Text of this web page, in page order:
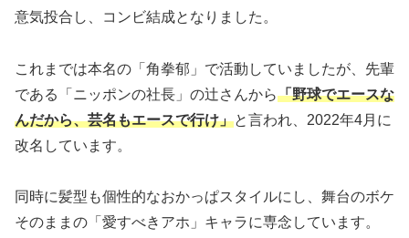
意気投合し、コンビ結成となりました。
これまでは本名の「角拳郁」で活動していましたが、先輩
である「ニッポンの社長」の辻さんから「野球でエースな
んだから、芸名もエースで行け」と言われ、2022年4月に
改名しています。
同時に髪型も個性的なおかっぱスタイルにし、舞台のボケ
そのままの「愛すべきアホ」キャラに専念しています。